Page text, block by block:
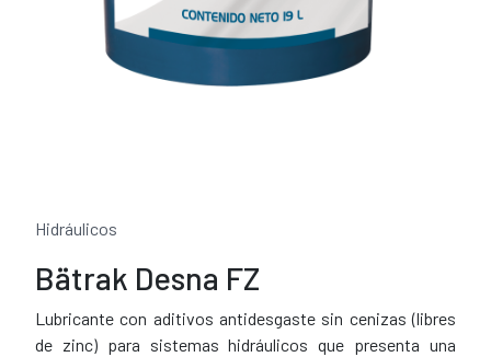
Hidráulicos
Bätrak Desna FZ
Lubricante con aditivos antidesgaste sin cenizas (libres
de zinc) para sistemas hidráulicos que presenta una